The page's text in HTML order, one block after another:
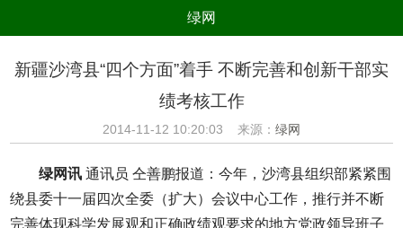
绿网
电器 数码
环境保护 节能减排 绿色产业 污染防治
新疆沙湾县“四个方面”着手 不断完善和创新干部实
绩考核工作
2014-11-12 10:20:03 来源： 绿网
绿网讯通讯员 仝善鹏报道：今年，沙湾县组织部紧紧围
绕县委十一届四次全委（扩大）会议中心工作，推行并不断
完善体现科学发展观和正确政绩观要求的地方党政领导班子